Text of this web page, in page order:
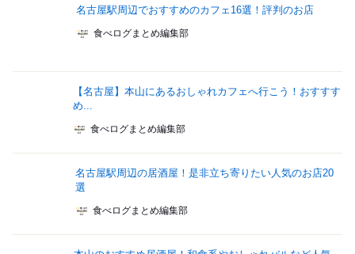
名古屋駅周辺でおすすめのカフェ16選！評判のお店
食べログまとめ編集部
【名古屋】本山にあるおしゃれカフェへ行こう！おすすす
め...
食べログまとめ編集部
名古屋駅周辺の居酒屋！是非立ち寄りたい人気のお店20
選
食べログまとめ編集部